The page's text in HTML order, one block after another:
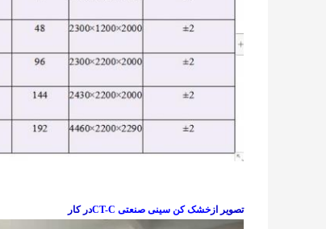
تصویر از خشک کن سینی صنعتی CT-C در کار